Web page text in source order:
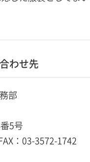
わせ先
部
5号
：03-3572-1742